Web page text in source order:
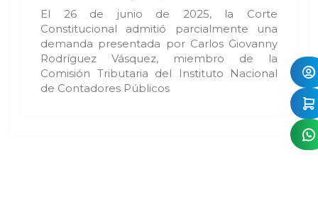
El 26 de junio de 2025, la Corte
Constitucional admitió parcialmente una
demanda presentada por Carlos Giovanny
Rodríguez Vásquez, miembro de la
Comisión Tributaria del Instituto Nacional
de Contadores Públicos